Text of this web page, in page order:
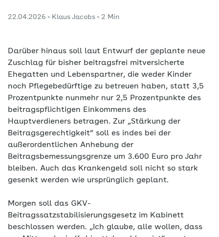
22.04.2026 Klaus Jacobs 2 Min
Darüber hinaus soll laut Entwurf der geplante neue
Zuschlag für bisher beitragsfrei mitversicherte
Ehegatten und Lebenspartner, die weder Kinder
noch Pflegebedürftige zu betreuen haben, statt 3,5
Prozentpunkte nunmehr nur 2,5 Prozentpunkte des
beitragspflichtigen Einkommens des
Hauptverdieners betragen. Zur „Stärkung der
Beitragsgerechtigkeit“ soll es indes bei der
außerordentlichen Anhebung der
Beitragsbemessungsgrenze um 3.600 Euro pro Jahr
bleiben. Auch das Krankengeld soll nicht so stark
gesenkt werden wie ursprünglich geplant.
Morgen soll das GKV-
Beitragssatzstabilisierungsgesetz im Kabinett
beschlossen werden. „Ich glaube, alle wollen, dass